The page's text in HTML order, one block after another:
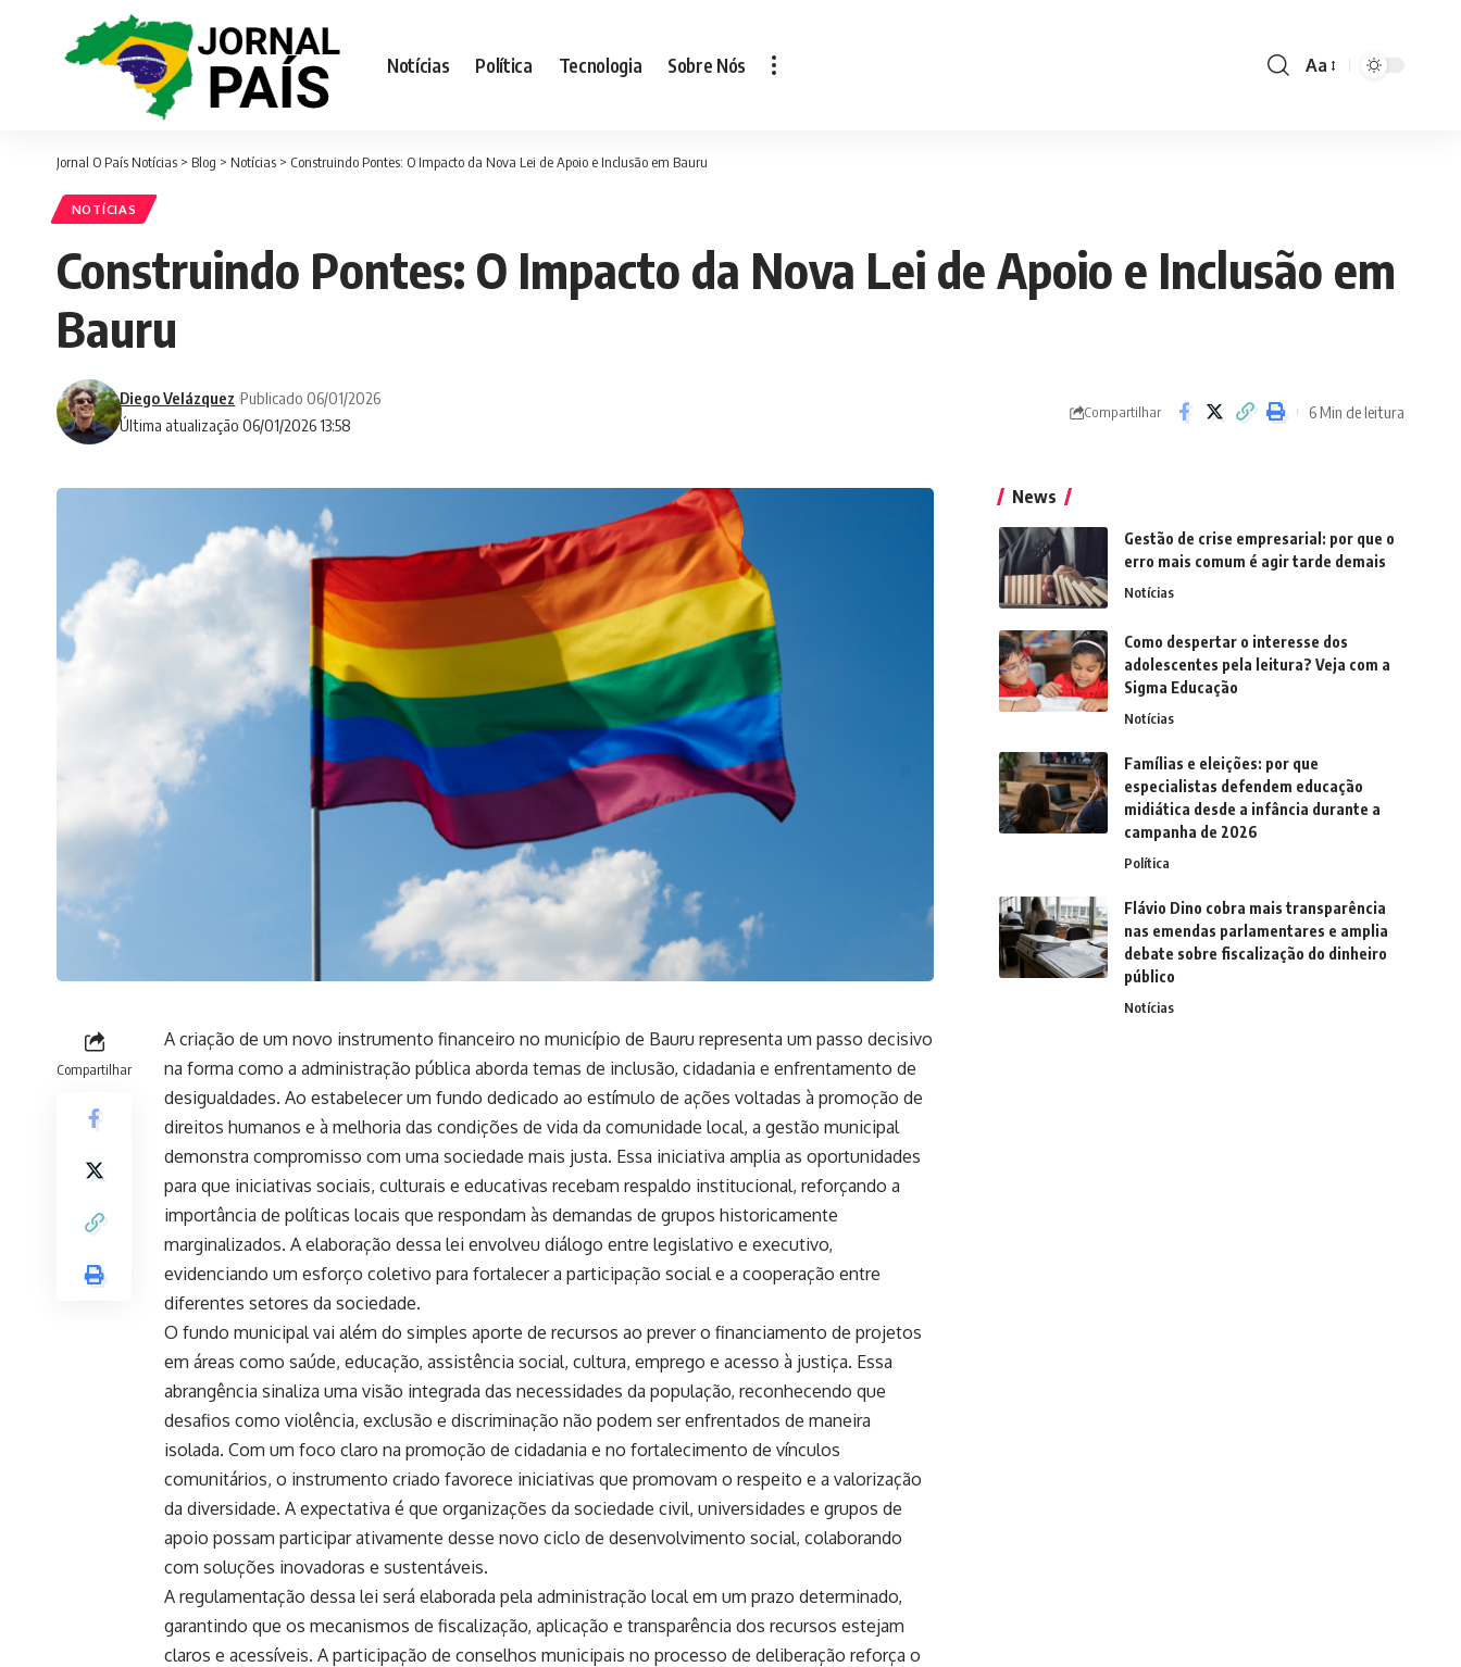
Notícias Política Tecnologia Sobre Nós
Font
Aa
Jornal O País Notícias > Blog > Notícias > Construindo Pontes: O Impacto da Nova Lei de Apoio e Inclusão em Bauru
NOTÍCIAS
Construindo Pontes: O Impacto da Nova Lei de Apoio e Inclusão em
Bauru
Última atualização 06/01/2026 13:58
Diego Velázquez Publicado 06/01/2026
Compartilhar 6 Min de leitura
Compartilhar
A criação de um novo instrumento financeiro no município de Bauru representa um passo decisivo
na forma como a administração pública aborda temas de inclusão, cidadania e enfrentamento de
desigualdades. Ao estabelecer um fundo dedicado ao estímulo de ações voltadas à promoção de
direitos humanos e à melhoria das condições de vida da comunidade local, a gestão municipal
demonstra compromisso com uma sociedade mais justa. Essa iniciativa amplia as oportunidades
para que iniciativas sociais, culturais e educativas recebam respaldo institucional, reforçando a
importância de políticas locais que respondam às demandas de grupos historicamente
marginalizados. A elaboração dessa lei envolveu diálogo entre legislativo e executivo,
evidenciando um esforço coletivo para fortalecer a participação social e a cooperação entre
diferentes setores da sociedade.
O fundo municipal vai além do simples aporte de recursos ao prever o financiamento de projetos
em áreas como saúde, educação, assistência social, cultura, emprego e acesso à justiça. Essa
abrangência sinaliza uma visão integrada das necessidades da população, reconhecendo que
desafios como violência, exclusão e discriminação não podem ser enfrentados de maneira
isolada. Com um foco claro na promoção de cidadania e no fortalecimento de vínculos
comunitários, o instrumento criado favorece iniciativas que promovam o respeito e a valorização
da diversidade. A expectativa é que organizações da sociedade civil, universidades e grupos de
apoio possam participar ativamente desse novo ciclo de desenvolvimento social, colaborando
com soluções inovadoras e sustentáveis.
A regulamentação dessa lei será elaborada pela administração local em um prazo determinado,
garantindo que os mecanismos de fiscalização, aplicação e transparência dos recursos estejam
claros e acessíveis. A participação de conselhos municipais no processo de deliberação reforça o
News
Gestão de crise empresarial: por que o
erro mais comum é agir tarde demais
Notícias
Como despertar o interesse dos
adolescentes pela leitura? Veja com a
Sigma Educação
Notícias
Famílias e eleições: por que
especialistas defendem educação
midiática desde a infância durante a
campanha de 2026
Política
Flávio Dino cobra mais transparência
nas emendas parlamentares e amplia
debate sobre fiscalização do dinheiro
público
Notícias